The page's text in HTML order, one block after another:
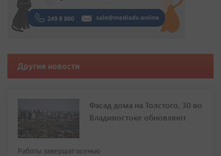
Другие новости
Фасад дома на Толстого, 30 во
Владивостоке обновляют
Работы завершат осенью